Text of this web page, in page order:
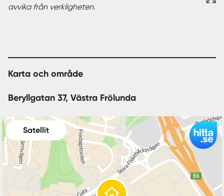
avvika från verkligheten.
Karta och område
Beryllgatan 37, Västra Frölunda
Satellit